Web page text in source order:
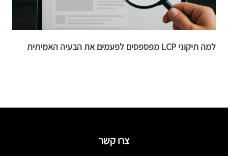
למה תיקוני LCP מפספסים לפעמים את הבעיה האמיתית
צרו קשר